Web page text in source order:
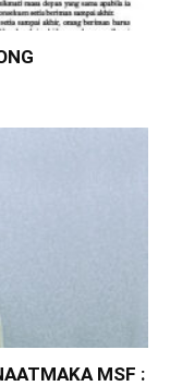
MSF :